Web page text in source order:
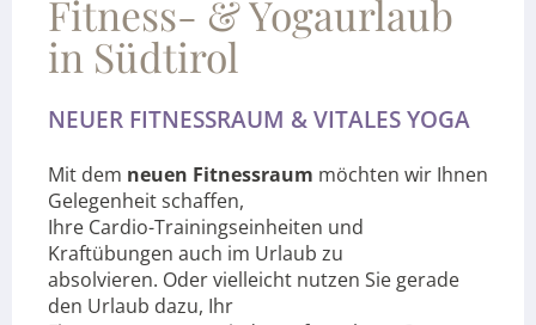
Fitness- & Yogaurlaub
in Südtirol
NEUER FITNESSRAUM & VITALES YOGA
Mit dem neuen Fitnessraum möchten wir Ihnen
Gelegenheit schaffen,
Ihre Cardio-Trainingseinheiten und
Kraftübungen auch im Urlaub zu
absolvieren. Oder vielleicht nutzen Sie gerade
den Urlaub dazu, Ihr